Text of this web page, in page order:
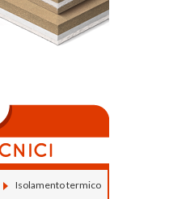
Isolamento termico